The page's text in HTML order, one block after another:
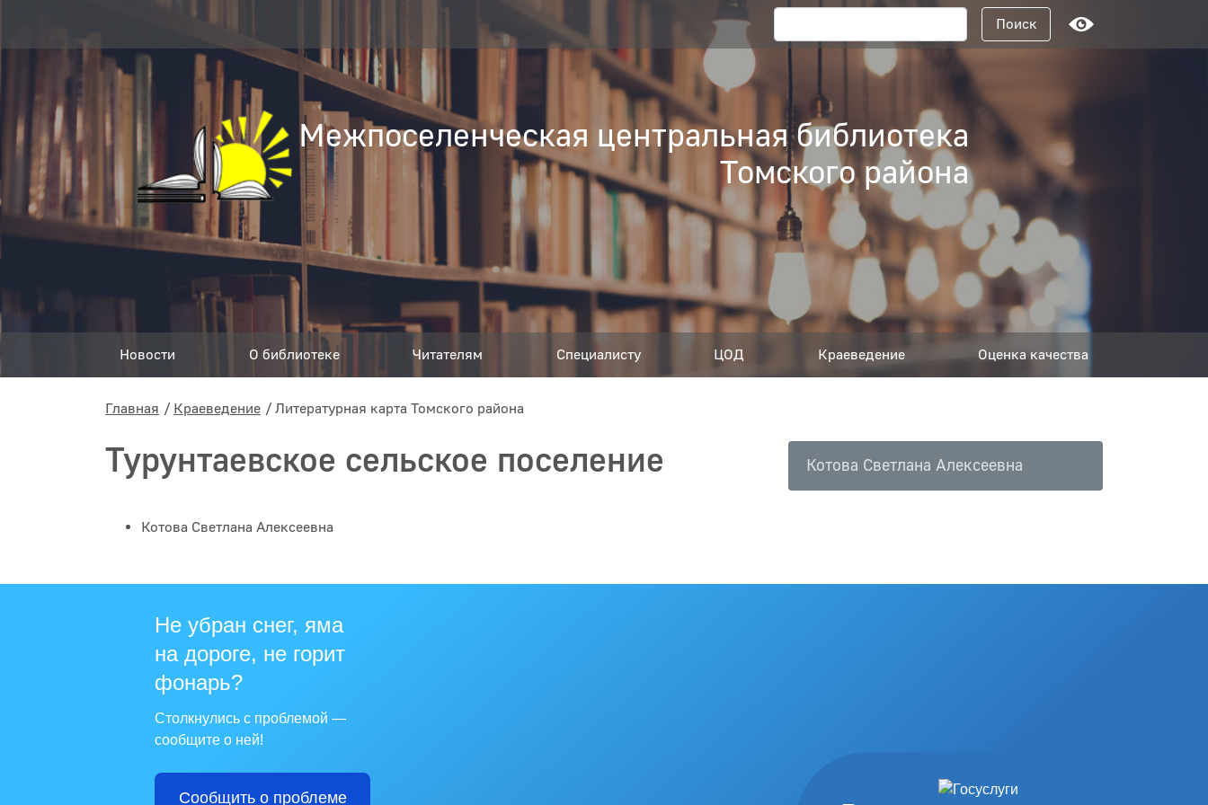
Поисковый запрос
Поиск
Межпоселенческая центральная библиотека
Томского района
Новости О библиотеке Читателям Специалисту ЦОД Краеведение Оценка качества
Главная Краеведение Литературная карта Томского района
Турунтаевское сельское поселение
Котова Светлана Алексеевна
Котова Светлана Алексеевна
Не убран снег, яма
на дороге, не горит
фонарь?
Столкнулись с проблемой —
сообщите о ней!
Сообщить о проблеме